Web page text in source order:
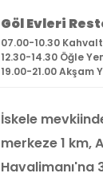
Göl Evleri
07.00-10.30
12.30-14.30 Öğle
19.00-21.00 Akşam
İskele
merkeze 1 km,
Havalimanı'na